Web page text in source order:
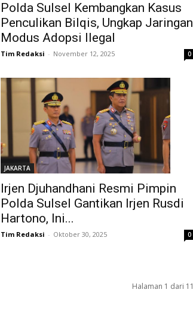
Polda Sulsel Kembangkan Kasus
Penculikan Bilqis, Ungkap Jaringan
Modus Adopsi Ilegal
Tim Redaksi - November 12, 2025 0
JAKARTA
Irjen Djuhandhani Resmi Pimpin
Polda Sulsel Gantikan Irjen Rusdi
Hartono, Ini...
Tim Redaksi - Oktober 30, 2025 0
Halaman 1 dari 11